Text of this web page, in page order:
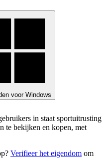
voor Windows
in staat sportuitrusting
te bekijken en kopen, met
Verifieer het eigendom om